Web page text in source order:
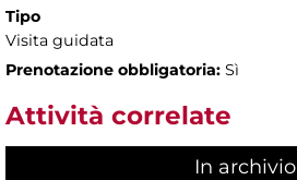
Tipo
Visita guidata
Prenotazione obbligatoria: Sì
Attività correlate
In archivio